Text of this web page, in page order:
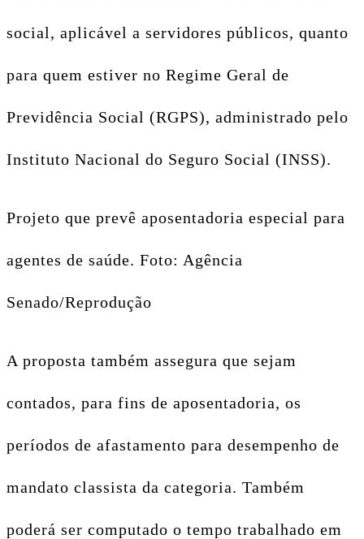
social, aplicável a servidores públicos, quanto
para quem estiver no Regime Geral de
Previdência Social (RGPS), administrado pelo
Instituto Nacional do Seguro Social (INSS).
Projeto que prevê aposentadoria especial para
agentes de saúde. Foto: Agência
Senado/Reprodução
A proposta também assegura que sejam
contados, para fins de aposentadoria, os
períodos de afastamento para desempenho de
mandato classista da categoria. Também
poderá ser computado o tempo trabalhado em